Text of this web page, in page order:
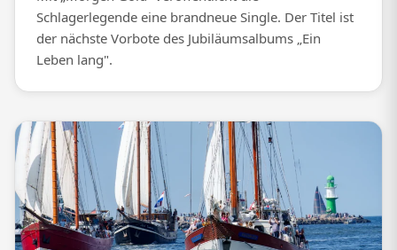
Schlagerlegende eine brandneue Single. Der Titel ist
der nächste Vorbote des Jubiläumsalbums „Ein
Leben lang".